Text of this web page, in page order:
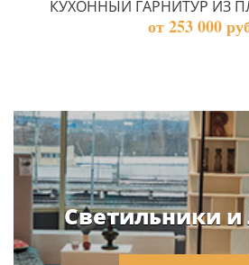
КУХОННЫЙ ГАРНИТУР ИЗ
от 253 000
Светильники